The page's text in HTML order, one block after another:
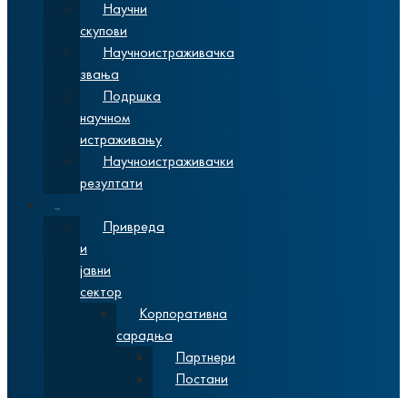
Научни
скупови
Научноистраживачка
звања
Подршка
научном
истраживању
Научноистраживачки
резултати
Привреда
и
јавни
сектор
Корпоративна
сарадња
Партнери
Постани